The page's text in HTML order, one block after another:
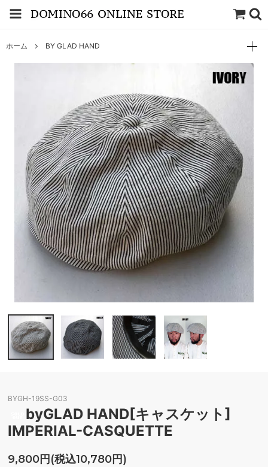
ホーム BY GLAD HAND
BYGH-19SS-G03
byGLAD HAND[キャスケット]
IMPERIAL-CASQUETTE
9,800円(税込10,780円)